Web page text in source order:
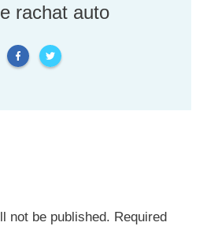
rachat auto
not be published. Required